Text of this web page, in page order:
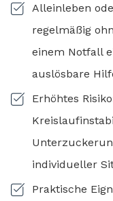
Alleinleben
regelmäßig
einem Notfall
auslösbare
Erhöhtes
individueller
Praktische